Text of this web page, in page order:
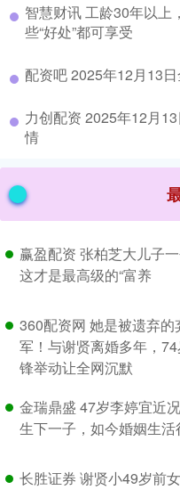
智慧财讯 工龄30年以上
些“好处”都可享受
配资吧 2025年12月13
力创配资 2025年12月
情
赢盈配资 张柏芝大儿子
这才是最高级的“富养
360配资网 她是被遗弃
军！与谢贤离婚多年，
锋举动让全网沉默
金瑞鼎盛 47岁李婷宜近
生下一子，如今婚姻生活
长胜证券 谢贤小49岁前